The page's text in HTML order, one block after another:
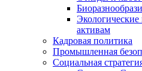
активам
Кадровая политика
Промышленная
Социальная